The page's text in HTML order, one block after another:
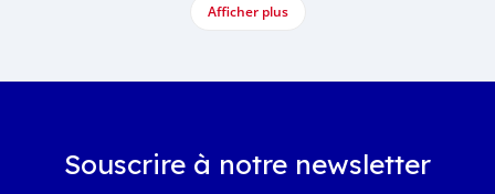
Afficher plus
Souscrire à notre newsletter